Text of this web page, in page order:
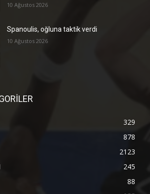
10 Ağustos 2026
Spanoulis, oğluna taktik verdi
10 Ağustos 2026
329
878
2123
245
88